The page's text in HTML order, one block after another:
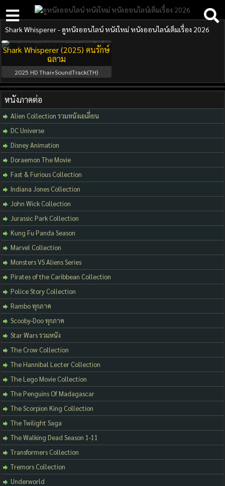
Shark Whisperer - ดูหนังออนไลน์ หนังใหม่ หนังออนไลน์เต็มเรื่อง 2026
Shark Whisperer (2025) คนรักษ์
ฉลาม
2025 HD Thai+SoundTrack(TH)
หนังภาคต่อ
Alien Collection รวมหนังเอเลี่ยน
DC Universe
Disney Animation
Doraemon The Movie
Fast & Furious Collection
Indiana Jones Collection
John Wick Collection
Jurassic Park Collection
Kung Fu Panda Season
Marvel Collection
Monsters VS Aliens Series
Pirates of the Caribbean Collection
Police Story Collection
Rambo ทุกภาค
Scooby-Doo ทุกภาค
Star Wars รวมหนัง
The Crow Collection
The Hannibal Lecter Collection
The Lego Movie Collection
The Penguins Of Madagascar
The Scorpion King Collection
The Twilight Saga
The Walking Dead Season 1-11
Transformers Collection
Tremors Collection
Underworld